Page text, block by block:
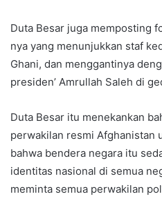
Duta Besar juga memposting
nya yang menunjukkan staf
Ghani, dan menggantinya
presiden’ Amrullah Saleh di
Duta Besar itu menekankan
perwakilan resmi Afghanistan
bahwa bendera negara itu
identitas nasional di semua
meminta semua perwakilan